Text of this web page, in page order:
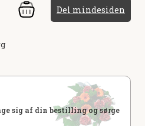
Del mindesiden
sig af din bestilling og sørge